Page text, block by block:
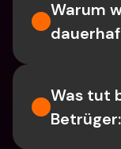
Warum
Was tut